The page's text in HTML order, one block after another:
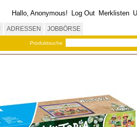
Hallo, Anonymous! Log Out Merklisten
ADRESSEN JOBBÖRSE
Produktsuche